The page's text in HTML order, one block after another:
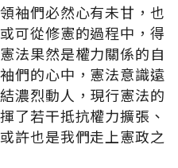
袖們必然心有未甘，也
可從修憲的過程中，得
法果然是權力關係的自
們的心中，憲法意識遠
濃烈動人，現行憲法的
了若干抵抗權力擴張、
許也是我們走上憲政之